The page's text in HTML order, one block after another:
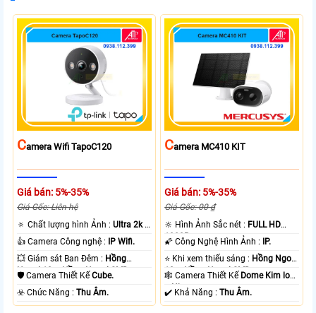
CAmera Wifi TapoC120
Giá bán: 5%-35%
Giá Gốc: Liên hệ
🔅 Chất lượng hình Ảnh :Ultra 2k +
.
👍 Camera Công nghệ : IP Wifi.
💥 Giám sát Ban Đêm : Hồng
Ngoại 10m Hồng Ngoại SMD.
🛡 Camera Thiết KếCube.
️☣️ Chức Năng :Thu Âm.
CAmera MC410 KIT
Giá bán: 5%-35%
Giá Gốc: 00 ₫
🔆 Hình Ảnh Sắc nét : FULL HD
1080P .
🌠 Công Nghệ Hình Ảnh : IP.
⭐ Khi xem thiếu sáng : Hồng Ngoại
10m Hồng Ngoại SMD.
🕸️ Camera Thiết Kế Dome Kim loại
+ Nhựa.
️✔️ Khả Năng :Thu Âm.